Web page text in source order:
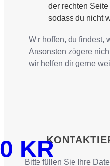
0 KR
der rechten
sodass du nicht
Wir hoffen, du findest,
Ansonsten zögere
wir helfen dir gerne
Bitte füllen Sie Ihre